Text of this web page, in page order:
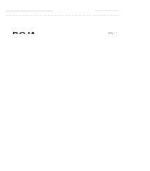
BOJA Bijela